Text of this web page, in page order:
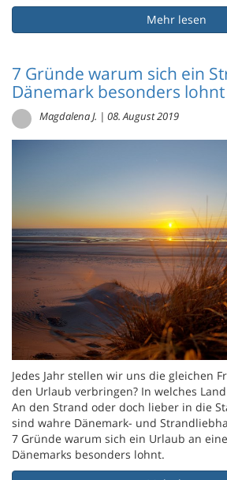
Mehr lesen
7 Gründe warum sich ein
Dänemark besonders lohnt
Magdalena J. | 08. August 2019
Jedes Jahr stellen wir uns die gleichen
den Urlaub verbringen? In welches
An den Strand oder doch lieber in die
sind wahre Dänemark- und
7 Gründe warum sich ein Urlaub an
Dänemarks besonders lohnt.